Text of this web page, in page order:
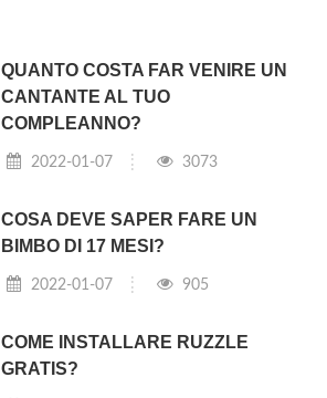
QUANTO COSTA FAR VENIRE UN
CANTANTE AL TUO
COMPLEANNO?
2022-01-07 3073
COSA DEVE SAPER FARE UN
BIMBO DI 17 MESI?
2022-01-07 905
COME INSTALLARE RUZZLE
GRATIS?